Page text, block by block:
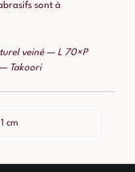
sont à
veiné — L 70×P
Takoori
cm